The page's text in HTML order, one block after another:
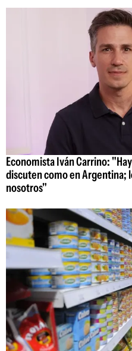
Economista Iván Carrino:
discuten como en Argentina;
nosotros"